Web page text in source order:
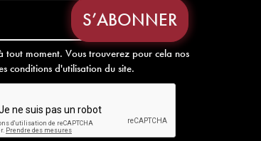
tout moment. Vous trouverez pour cela nos
conditions d'utilisation du site.